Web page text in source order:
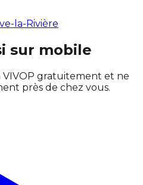
la-Rivière
sur mobile
gratuitement et ne
près de chez vous.